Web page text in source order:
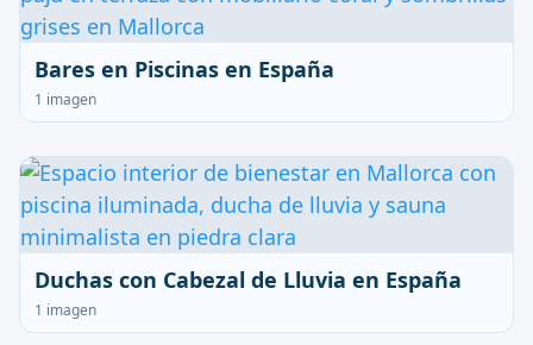
Bares en Piscinas en España
1 imagen
Duchas con Cabezal de Lluvia en España
1 imagen